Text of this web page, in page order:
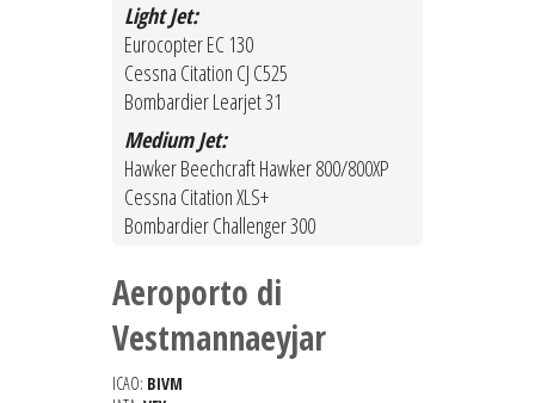
Light Jet:
Eurocopter EC 130
Cessna Citation CJ C525
Bombardier Learjet 31
Medium Jet:
Hawker Beechcraft Hawker 800/800XP
Cessna Citation XLS+
Bombardier Challenger 300
Aeroporto di
Vestmannaeyjar
ICAO: BIVM